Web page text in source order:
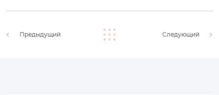
Предыдущий Следующий